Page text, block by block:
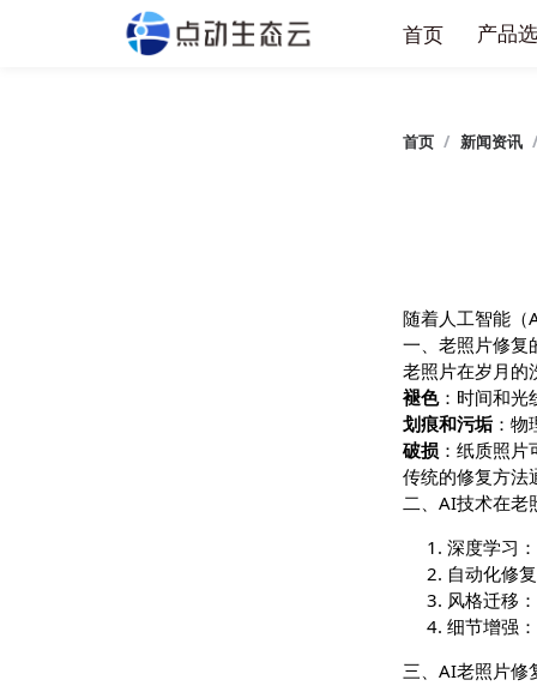
首页
首页 / 新闻
随着人工
一、老照片
老照片在岁
褪色：时间
划痕和污垢
破损：纸质
传统的修
二、AI技术
深度
自动
风格
细节